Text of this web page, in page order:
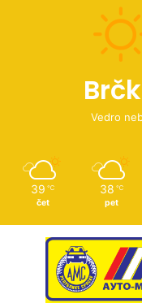
Vedro
39 ℃
čet
38 ℃
pet